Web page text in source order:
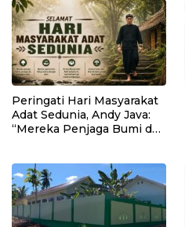
Peringati Hari Masyarakat
Adat Sedunia, Andy Java:
“Mereka Penjaga Bumi dan